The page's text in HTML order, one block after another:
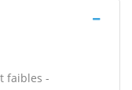
faibles -